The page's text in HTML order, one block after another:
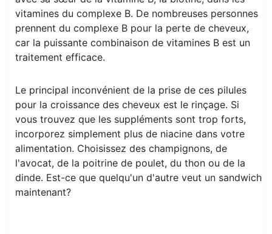
vitamines du complexe B. De nombreuses personnes
prennent du complexe B pour la perte de cheveux,
car la puissante combinaison de vitamines B est un
traitement efficace.
Le principal inconvénient de la prise de ces pilules
pour la croissance des cheveux est le rinçage. Si
vous trouvez que les suppléments sont trop forts,
incorporez simplement plus de niacine dans votre
alimentation. Choisissez des champignons, de
l'avocat, de la poitrine de poulet, du thon ou de la
dinde. Est-ce que quelqu'un d'autre veut un sandwich
maintenant?